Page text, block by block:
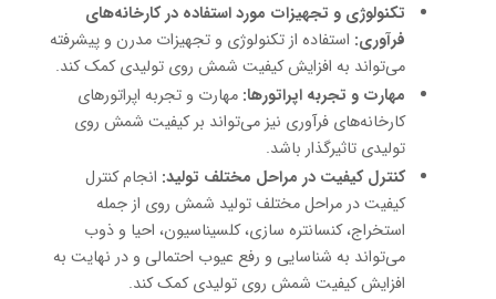
تکنولوژی و تجهیزات مورد استفاده در کارخانه‌های
فرآوری: استفاده از تکنولوژی و تجهیزات مدرن و پیشرفته
می‌تواند به افزایش کیفیت شمش روی تولیدی کمک کند.
مهارت و تجربه اپراتورها: مهارت و تجربه اپراتورهای
کارخانه‌های فرآوری نیز می‌تواند بر کیفیت شمش روی
تولیدی تاثیرگذار باشد.
کنترل کیفیت در مراحل مختلف تولید: انجام کنترل
کیفیت در مراحل مختلف تولید شمش روی از جمله
استخراج، کنسانتره سازی، کلسیناسیون، احیا و ذوب
می‌تواند به شناسایی و رفع عیوب احتمالی و در نهایت به
افزایش کیفیت شمش روی تولیدی کمک کند.